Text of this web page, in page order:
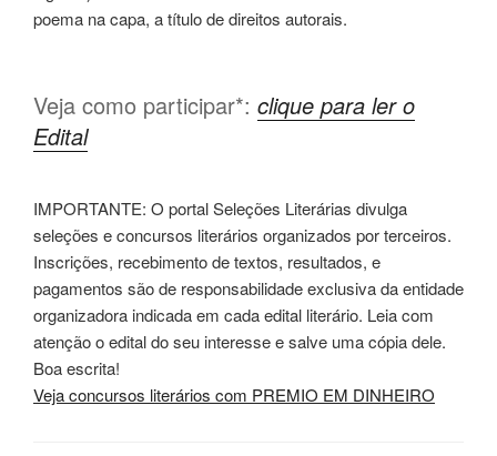
poema na capa, a título de direitos autorais.
Veja como participar*: clique para ler o
Edital
IMPORTANTE: O portal Seleções Literárias divulga
seleções e concursos literários organizados por terceiros.
Inscrições, recebimento de textos, resultados, e
pagamentos são de responsabilidade exclusiva da entidade
organizadora indicada em cada edital literário. Leia com
atenção o edital do seu interesse e salve uma cópia dele.
Boa escrita!
Veja concursos literários com PREMIO EM DINHEIRO